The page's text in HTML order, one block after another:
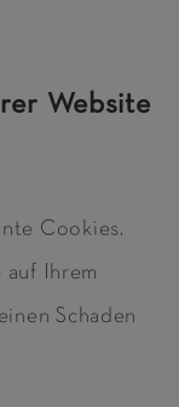
Website
Cookies.
Ihrem
Schaden